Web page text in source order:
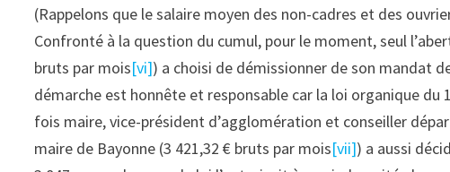
(Rappelons que le salaire moyen des non-cadres et des
Confronté à la question du cumul, pour le moment, seul
bruts par mois[vi]) a choisi de démissionner de son mandat
démarche est honnête et responsable car la loi organique du
fois maire, vice-président d’agglomération et conseiller
maire de Bayonne (3 421,32 € bruts par mois[vii]) a aussi